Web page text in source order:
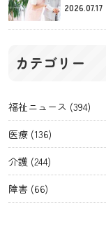
2026.07.17
カテゴリー
福祉ニュース (394)
医療 (136)
介護 (244)
障害 (66)